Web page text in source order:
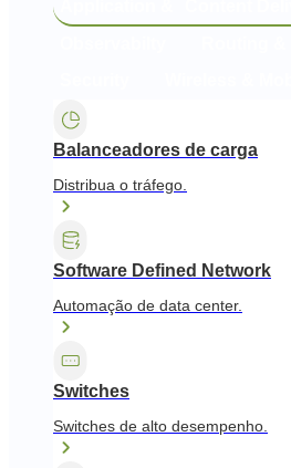
Balanceadores de carga
Distribua o tráfego.
Software Defined Network
Automação de data center.
Switches
Switches de alto desempenho.